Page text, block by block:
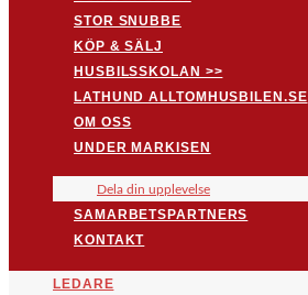
STOR SNUBBE
KÖP & SÄLJ
HUSBILSSKOLAN >>
LATHUND ALLTOMHUSBILEN.SE
OM OSS
UNDER MARKISEN
Dela din upplevelse
SAMARBETSPARTNERS
KONTAKT
LEDARE